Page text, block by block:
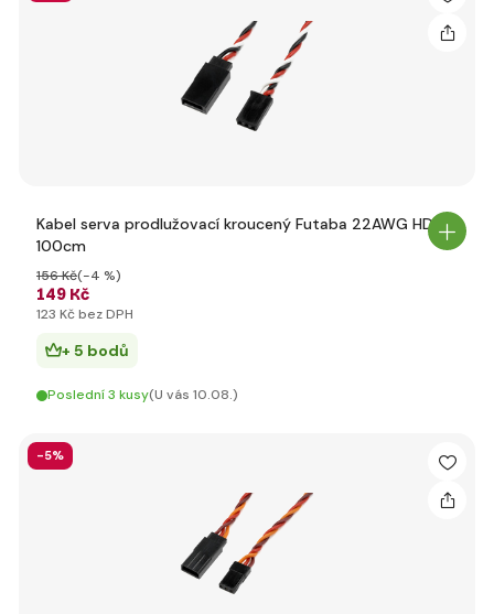
Kabel serva prodlužovací kroucený Futaba 22AWG HD
100cm
149 Kč
156 Kč(-4 %)
123 Kč bez DPH
+ 5 bodů
Poslední 3 kusy(U vás 10.08.)
-5%